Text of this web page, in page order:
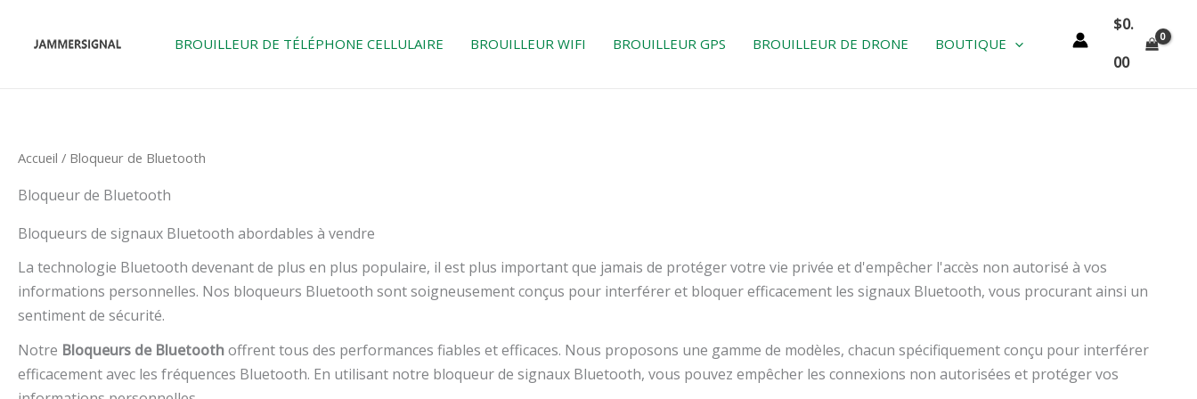
BROUILLEUR DE TÉLÉPHONE CELLULAIRE BROUILLEUR WIFI BROUILLEUR GPS BROUILLEUR DE DRONE BOUTIQUE
$0.
00
Accueil / Bloqueur de Bluetooth
Bloqueur de Bluetooth
Bloqueurs de signaux Bluetooth abordables à vendre
La technologie Bluetooth devenant de plus en plus populaire, il est plus important que jamais de protéger votre vie privée et d'empêcher l'accès non autorisé à vos
informations personnelles. Nos bloqueurs Bluetooth sont soigneusement conçus pour interférer et bloquer efficacement les signaux Bluetooth, vous procurant ainsi un
sentiment de sécurité.
Notre Bloqueurs de Bluetoothoffrent tous des performances fiables et efficaces. Nous proposons une gamme de modèles, chacun spécifiquement conçu pour interférer
efficacement avec les fréquences Bluetooth. En utilisant notre bloqueur de signaux Bluetooth, vous pouvez empêcher les connexions non autorisées et protéger vos